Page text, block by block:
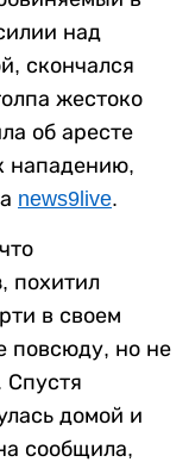
над
скончался
жестоко
об аресте
нападению,
news9live.
похитил
в своем
повсюду, но не
Спустя
домой и
сообщила,